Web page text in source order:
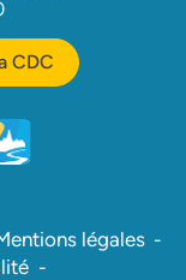
CDC
onglet)
nouvel onglet)
un nouvel onglet)
dans un nouvel
Météo
(ouverture dans un
légales